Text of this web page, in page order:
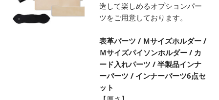
ー
造して楽しめるオプションパー
ツをご用意しております。
表革パーツ / Ｍサイズホルダー /
Ｍサイズパイソンホルダー / カ
ード入れパーツ / 半製品インナ
ーパーツ / インナーパーツ6点セ
ット